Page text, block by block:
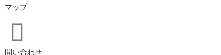
マップ
問い合わせ